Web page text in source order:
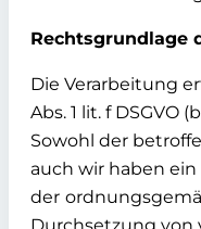
Rechtsgrundlage
Die Verarbeitung
Abs. 1 lit. f DSGVO
Sowohl der
auch wir haben
der